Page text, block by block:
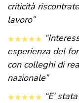
criticità
lavoro”
esperienza del
con colleghi di
nazionale”
“E'